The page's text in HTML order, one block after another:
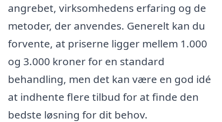
angrebet, virksomhedens erfaring og de
metoder, der anvendes. Generelt kan du
forvente, at priserne ligger mellem 1.000
og 3.000 kroner for en standard
behandling, men det kan være en god idé
at indhente flere tilbud for at finde den
bedste løsning for dit behov.